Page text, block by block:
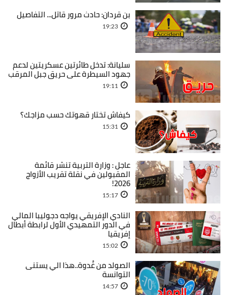
بن قردان: حادث مرور قاتل... التفاصيل
19:23
سليانة: تدخل طائرتين عسكريتين لدعم
جهود السيطرة على حريق جبل المرقب
19:11
كيفاش تختار قهوتك حسب مزاجك؟
15:31
عاجل : وزارة التربية تنشر قائمة
المقبولين في نقلة تقريب الأزواج
2026!
15:17
النادي الإفريقي يواجه دجوليبا المالي
في الدور التمهيدي الأول لرابطة أبطال
إفريقيا
15:02
الصولد من غُدوة..هذا الي يستنى
التوانسة
14:57